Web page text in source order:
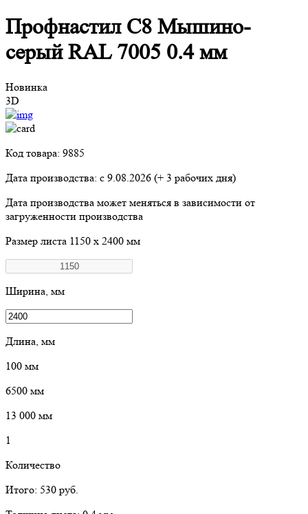
Профнастил С8 Мышино-
серый RAL 7005 0.4 мм
Новинка
3D
Код товара: 9885
Дата производства: с 9.08.2026 (+ 3 рабочих дня)
Дата производства может меняться в зависимости от
загруженности производства
Размер листа 1150 х 2400 мм
Ширина, мм
Длина, мм
100 мм
6500 мм
13 000 мм
1
Количество
Итого: 530 руб.